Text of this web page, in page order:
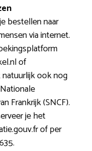
bestellen naar
via internet.
of
ook nog
Frankrijk (SNCF).
je het
of per